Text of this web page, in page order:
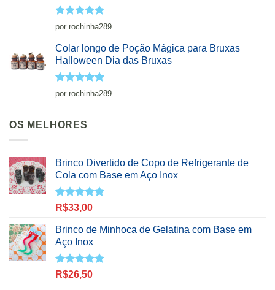
Avaliação5
de 5
por rochinha289
Colar longo de Poção Mágica para Bruxas
Halloween Dia das Bruxas
Avaliação5
de 5
por rochinha289
OS MELHORES
Brinco Divertido de Copo de Refrigerante de
Cola com Base em Aço Inox
Avaliação
R$33,00
Brinco de Minhoca de Gelatina com Base em
Aço Inox
Avaliação
R$26,50